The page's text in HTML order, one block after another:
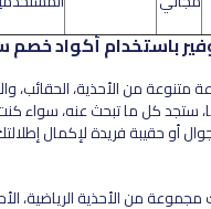
باستخدام أكواد خصم
متنوعة من الأحذية، الحقائب،
ستجد كل ما تبحث عنه، سواء
أو حقيبة فريدة لإكمال
مجموعة من الأحذية الرياضية،